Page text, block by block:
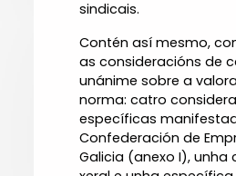
sindicais.
Contén así mesmo,
as consideracións de
unánime sobre a
norma: catro
específicas
Confederación de
Galicia (anexo I), unha